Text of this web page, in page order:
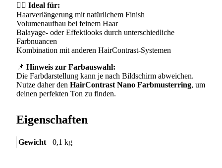
💇‍♀️ Ideal für:
Haarverlängerung mit natürlichem Finish
Volumenaufbau bei feinem Haar
Balayage- oder Effektlooks durch unterschiedliche
Farbnuancen
Kombination mit anderen HairContrast-Systemen
📌 Hinweis zur Farbauswahl:
Die Farbdarstellung kann je nach Bildschirm abweichen.
Nutze daher den HairContrast Nano Farbmusterring, um
deinen perfekten Ton zu finden.
Eigenschaften
Gewicht 0,1 kg